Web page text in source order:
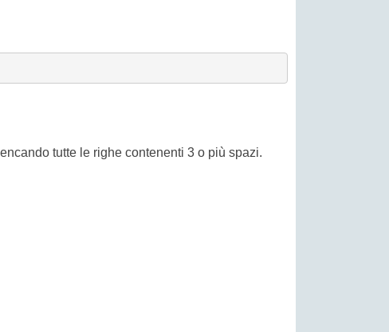
tutte le righe contenenti 3 o più spazi.